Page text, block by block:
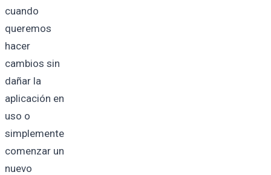
cuando
queremos
hacer
cambios sin
dañar la
aplicación en
uso o
simplemente
comenzar un
nuevo